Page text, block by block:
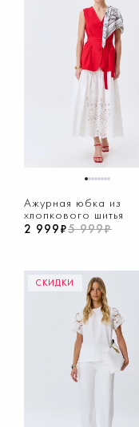
12345678
Ажурная юбка из
хлопкового шитья
2 999₽5 999₽
СКИДКИ